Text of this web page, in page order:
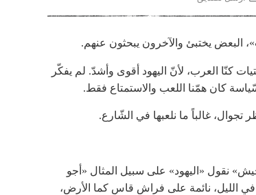
البعض يختبئ والآخرون يبحثون عنهم.
كنّا العرب، لأنّ اليهود أقوى وأشدّ. لم يفكّر
كان همّنا اللعب والاستمتاع فقط.
غالباً ما نلعبها في الشّارع.
نقول «اليهود» على سبيل المثال «أجو
في الليل، نائمة على فراش قاسٍ كما الأرض،